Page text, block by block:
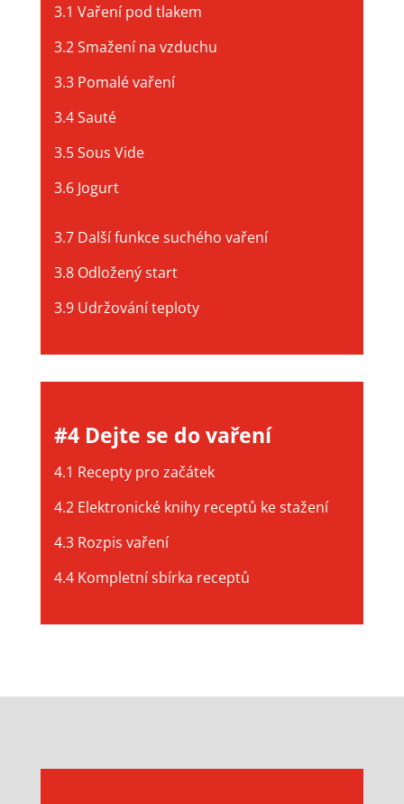
3.1 Vaření pod tlakem
3.2 Smažení na vzduchu
3.3 Pomalé vaření
3.4 Sauté
3.5 Sous Vide
3.6 Jogurt
3.7 Další funkce suchého vaření
3.8 Odložený start
3.9 Udržování teploty
#4 Dejte se do vaření
4.1 Recepty pro začátek
4.2 Elektronické knihy receptů ke stažení
4.3 Rozpis vaření
4.4 Kompletní sbírka receptů